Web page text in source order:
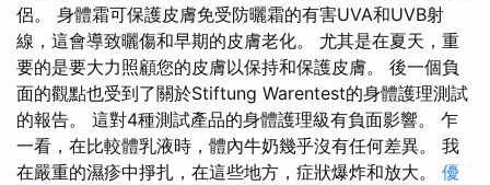
侶。 身體霜可保護皮膚免受防曬霜的有害UVA和UVB射
線，這會導致曬傷和早期的皮膚老化。 尤其是在夏天，重
要的是要大力照顧您的皮膚以保持和保護皮膚。 後一個負
面的觀點也受到了關於Stiftung Warentest的身體護理測試
的報告。 這對4種測試產品的身體護理級有負面影響。 乍
一看，在比較體乳液時，體內牛奶幾乎沒有任何差異。 我
在嚴重的濕疹中掙扎，在這些地方，症狀爆炸和放大。 優